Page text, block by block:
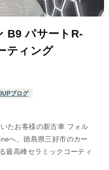
B9 パサートR-
ティング
ブログ
たお客様の新古車 フォル
へ、徳島県三好市のカー
最高峰セラミックコーティ